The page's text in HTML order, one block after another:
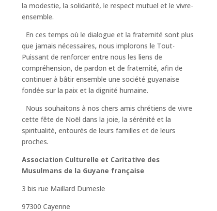
la modestie, la solidarité, le respect mutuel et le vivre-
ensemble.
En ces temps où le dialogue et la fraternité sont plus
que jamais nécessaires, nous implorons le Tout-
Puissant de renforcer entre nous les liens de
compréhension, de pardon et de fraternité, afin de
continuer à bâtir ensemble une société guyanaise
fondée sur la paix et la dignité humaine.
Nous souhaitons à nos chers amis chrétiens de vivre
cette fête de Noël dans la joie, la sérénité et la
spiritualité, entourés de leurs familles et de leurs
proches.
Association Culturelle et Caritative des
Musulmans de la Guyane française
3 bis rue Maillard Dumesle
97300 Cayenne